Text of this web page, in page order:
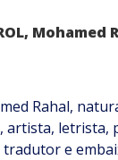
Mohamed
Rahal,
artista, letrista,
tradutor e